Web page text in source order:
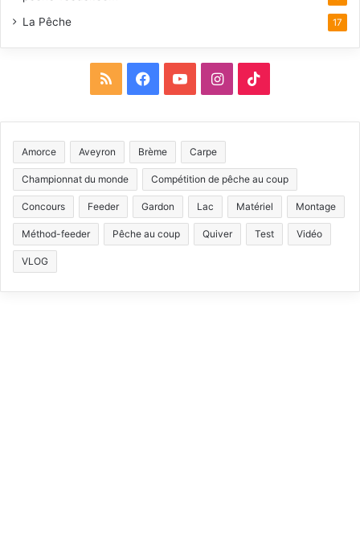
La Pêche 17
S
c
e
b
o
u
T
I
s
t
g
T
o
k
Amorce Aveyron Brème Carpe
Championnat du monde Compétition de pêche au coup
Concours Feeder Gardon Lac Matériel Montage
Méthod-feeder Pêche au coup Quiver Test Vidéo
VLOG